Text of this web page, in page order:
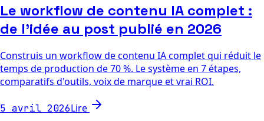
Le workflow de contenu IA complet :
de l'idée au post publié en 2026
Construis un workflow de contenu IA complet qui réduit le
temps de production de 70 %. Le système en 7 étapes,
comparatifs d'outils, voix de marque et vrai ROI.
5 avril 2026Lire